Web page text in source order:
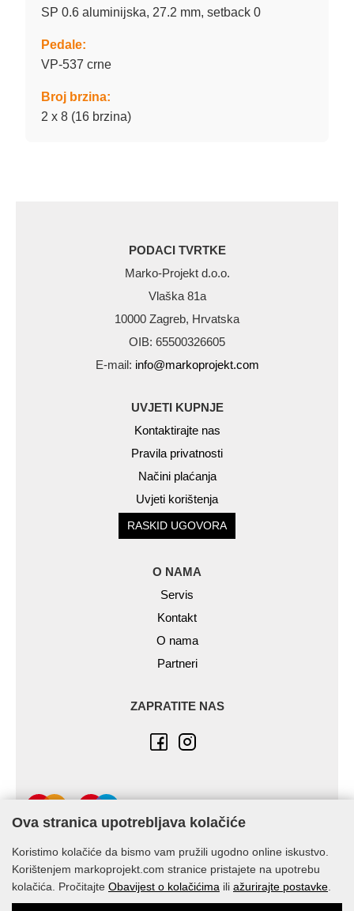
SP 0.6 aluminijska, 27.2 mm, setback 0
Pedale:
VP-537 crne
Broj brzina:
2 x 8 (16 brzina)
PODACI TVRTKE
Marko-Projekt d.o.o.
Vlaška 81a
10000 Zagreb, Hrvatska
OIB: 65500326605
E-mail: info@markoprojekt.com
UVJETI KUPNJE
Kontaktirajte nas
Pravila privatnosti
Načini plaćanja
Uvjeti korištenja
RASKID UGOVORA
O NAMA
Servis
Kontakt
O nama
Partneri
ZAPRATITE NAS
© Marko-Projekt 2026
Ova stranica upotrebljava kolačiće
Koristimo kolačiće da bismo vam pružili ugodno online iskustvo.
Korištenjem markoprojekt.com stranice pristajete na upotrebu
kolačića. Pročitajte Obavijest o kolačićima ili ažurirajte postavke